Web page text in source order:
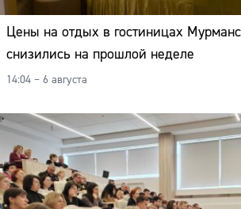
Цены на отдых в гостиницах
снизились на прошлой неделе
14:04 – 6 августа